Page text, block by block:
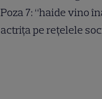
Poza 7: “haide vino
actrița pe rețelele